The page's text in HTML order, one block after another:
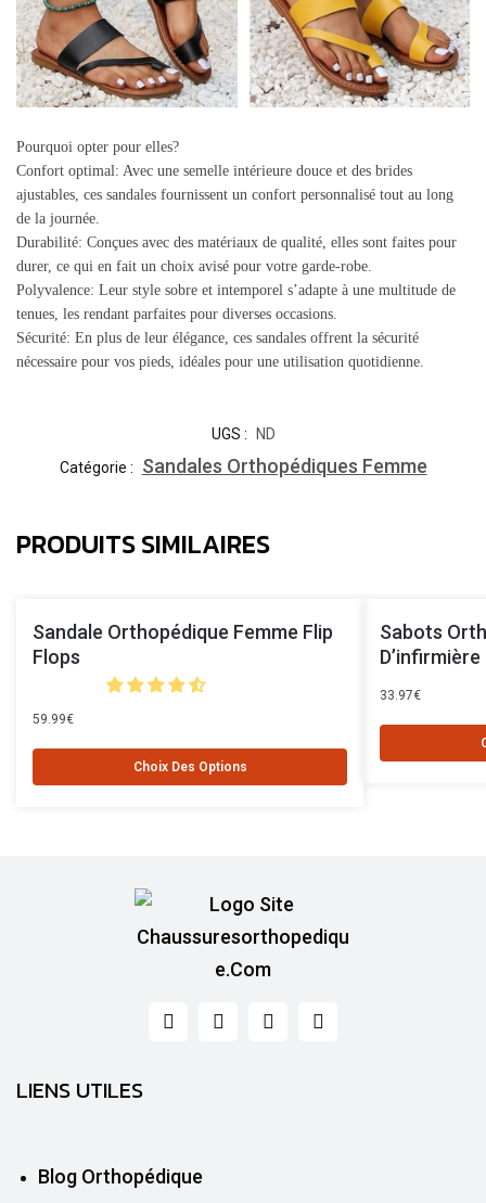
Pourquoi opter pour elles?
Confort optimal: Avec une semelle intérieure douce et des brides
ajustables, ces sandales fournissent un confort personnalisé tout au long
de la journée.
Durabilité: Conçues avec des matériaux de qualité, elles sont faites pour
durer, ce qui en fait un choix avisé pour votre garde-robe.
Polyvalence: Leur style sobre et intemporel s’adapte à une multitude de
tenues, les rendant parfaites pour diverses occasions.
Sécurité: En plus de leur élégance, ces sandales offrent la sécurité
nécessaire pour vos pieds, idéales pour une utilisation quotidienne.
UGS :
ND
Catégorie :
Sandales Orthopédiques Femme
PRODUITS SIMILAIRES
Sandale Orthopédique Femme Flip
Flops
59.99€
Choix Des Options
Sabots
D’infirmière
33.97€
LIENS UTILES
Blog Orthopédique